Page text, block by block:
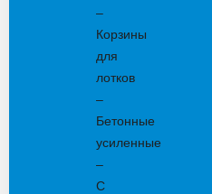
–
Корзины
для
лотков
–
Бетонные
усиленные
–
С